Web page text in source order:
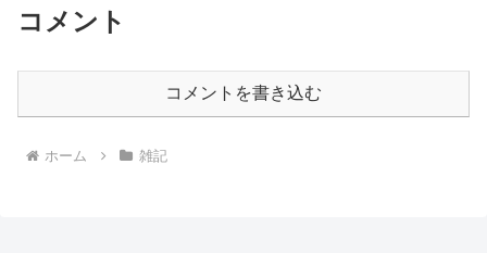
コメント
コメントを書き込む
ホーム 雑記